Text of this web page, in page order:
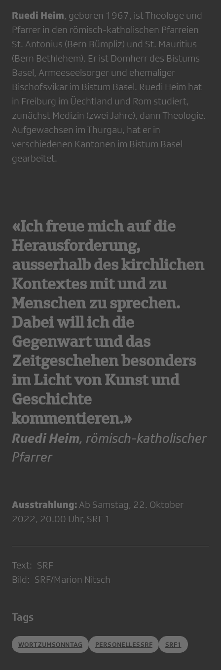
Ruedi Heim, geboren 1967, ist Theologe und
Pfarrer in den römisch-katholischen Pfarreien
St. Antonius (Bern Bümpliz) und St. Mauritius
(Bern Bethlehem). Er ist Domherr des Bistums
Basel, Armeeseelsorger und ehemaliger
Bischofsvikar im Bistum Basel. Ruedi Heim hat
in Freiburg im Üechtland und Rom studiert,
zunächst Medizin (zwei Jahre), dann Theologie.
Aufgewachsen im Thurgau, hat er in
verschiedenen Kantonen im Bistum Basel
gearbeitet.
«Ich freue mich auf die
Herausforderung,
ausserhalb des kirchlichen
Kontextes mit und zu
Menschen zu sprechen.
Dabei will ich die
Gegenwart und das
Zeitgeschehen besonders
im Licht von Kunst und
Geschichte
kommentieren.»
Ruedi Heim, römisch-katholischer
Pfarrer
Ausstrahlung: Ab Samstag, 22. Oktober
2022, 20.00 Uhr, SRF 1
Text: SRF
Bild: SRF/Marion Nitsch
Tags
WORTZUMSONNTAG PERSONELLESSRF SRF1